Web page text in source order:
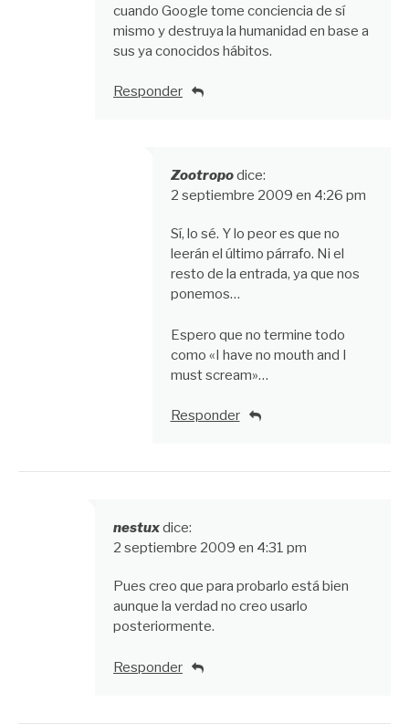
cuando Google tome conciencia de sí
mismo y destruya la humanidad en base a
sus ya conocidos hábitos.
Responder
Zootropodice:
2 septiembre 2009 en 4:26 pm
Sí, lo sé. Y lo peor es que no
leerán el último párrafo. Ni el
resto de la entrada, ya que nos
ponemos…
Espero que no termine todo
como «I have no mouth and I
must scream»…
Responder
nestuxdice:
2 septiembre 2009 en 4:31 pm
Pues creo que para probarlo está bien
aunque la verdad no creo usarlo
posteriormente.
Responder